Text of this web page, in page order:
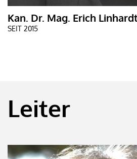
Kan. Dr. Mag. Erich
SEIT 2015
Leiter